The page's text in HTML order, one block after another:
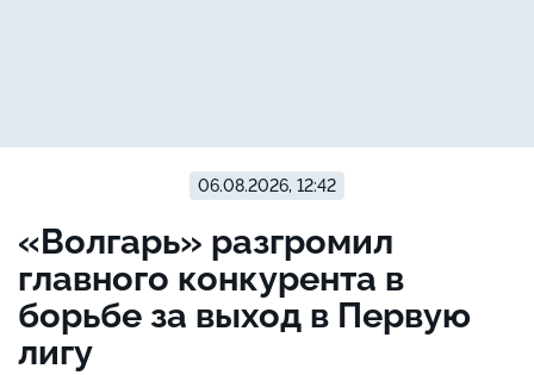
06.08.2026, 12:42
«Волгарь» разгромил
главного конкурента в
борьбе за выход в Первую
лигу